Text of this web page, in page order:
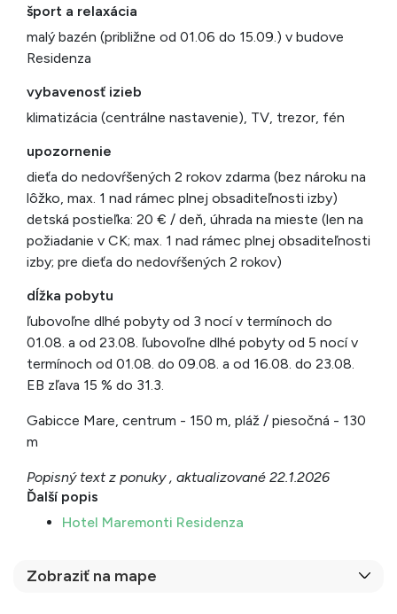
šport a relaxácia
malý bazén (približne od 01.06 do 15.09.) v budove
Residenza
vybavenosť izieb
klimatizácia (centrálne nastavenie), TV, trezor, fén
upozornenie
dieťa do nedovŕšených 2 rokov zdarma (bez nároku na
lôžko, max. 1 nad rámec plnej obsaditeľnosti izby)
detská postieľka: 20 € / deň, úhrada na mieste (len na
požiadanie v CK; max. 1 nad rámec plnej obsaditeľnosti
izby; pre dieťa do nedovŕšených 2 rokov)
dĺžka pobytu
ľubovoľne dlhé pobyty od 3 nocí v termínoch do
01.08. a od 23.08. ľubovoľne dlhé pobyty od 5 nocí v
termínoch od 01.08. do 09.08. a od 16.08. do 23.08.
EB zľava 15 % do 31.3.
Gabicce Mare, centrum - 150 m, pláž / piesočná - 130
m
Popisný text z ponuky , aktualizované 22.1.2026
Ďalší popis
Hotel Maremonti Residenza
Zobraziť na mape